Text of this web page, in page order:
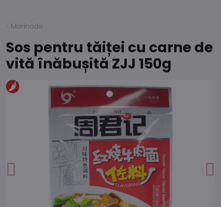
Marinade
Sos pentru tăiței cu carne de
vită înăbușită ZJJ 150g